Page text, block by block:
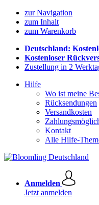
zur Navigation
zum Inhalt
zum Warenkorb
Deutschland:
Kostenloser
Zustellung in 2
Hilfe
Wo ist meine
Rücksendungen
Versandkosten
Kontakt
Alle Hilfe-
Anmelden
Jetzt anmelden